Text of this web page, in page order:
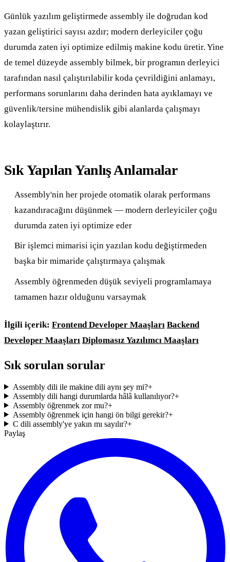
Günlük yazılım geliştirmede assembly ile doğrudan kod
yazan geliştirici sayısı azdır; modern derleyiciler çoğu
durumda zaten iyi optimize edilmiş makine kodu üretir. Yine
de temel düzeyde assembly bilmek, bir programın derleyici
tarafından nasıl çalıştırılabilir koda çevrildiğini anlamayı,
performans sorunlarını daha derinden hata ayıklamayı ve
güvenlik/tersine mühendislik gibi alanlarda çalışmayı
kolaylaştırır.
Sık Yapılan Yanlış Anlamalar
Assembly'nin her projede otomatik olarak performans
kazandıracağını düşünmek — modern derleyiciler çoğu
durumda zaten iyi optimize eder
Bir işlemci mimarisi için yazılan kodu değiştirmeden
başka bir mimaride çalıştırmaya çalışmak
Assembly öğrenmeden düşük seviyeli programlamaya
tamamen hazır olduğunu varsaymak
İlgili içerik: Frontend Developer Maaşları Backend
Developer Maaşları Diplomasız Yazılımcı Maaşları
Sık sorulan sorular
Assembly dili ile makine dili aynı şey mi?+
Assembly dili hangi durumlarda hâlâ kullanılıyor?+
Assembly öğrenmek zor mu?+
Assembly öğrenmek için hangi ön bilgi gerekir?+
C dili assembly'ye yakın mı sayılır?+
Paylaş